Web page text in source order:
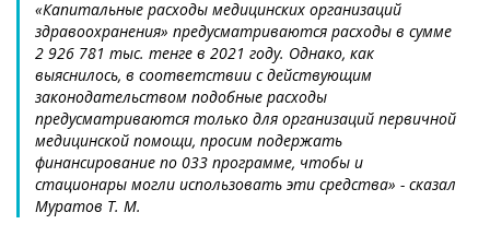
«Капитальные расходы медицинских организаций
здравоохранения» предусматриваются расходы в сумме
2 926 781 тыс. тенге в 2021 году. Однако, как
выяснилось, в соответствии с действующим
законодательством подобные расходы
предусматриваются только для организаций первичной
медицинской помощи, просим подержать
финансирование по 033 программе, чтобы и
стационары могли использовать эти средства» - сказал
Муратов Т. М.